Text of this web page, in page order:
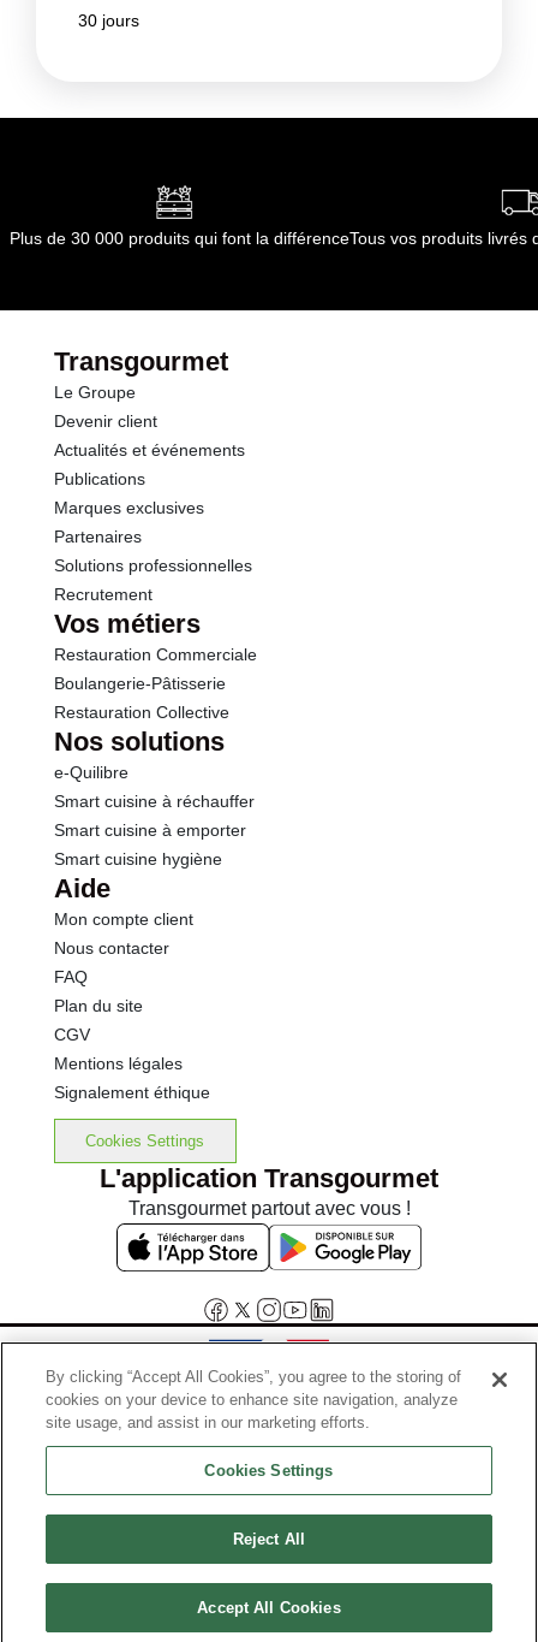
30 jours
Plus de 30 000 produits qui font la différenceTous vos produits livrés
Transgourmet
Le Groupe
Devenir client
Actualités et événements
Publications
Marques exclusives
Partenaires
Solutions professionnelles
Recrutement
Vos métiers
Restauration Commerciale
Boulangerie-Pâtisserie
Restauration Collective
Nos solutions
e-Quilibre
Smart cuisine à réchauffer
Smart cuisine à emporter
Smart cuisine hygiène
Aide
Mon compte client
Nous contacter
FAQ
Plan du site
CGV
Mentions légales
Signalement éthique
Cookies Settings
L'application Transgourmet
Transgourmet partout avec vous !
Interdiction de vente de boissons alcooliques aux mineurs de
moins de 18 ans
La preuve de majorité de l'acheteur est exigée au moment de la vente
Code de la santé publique, Aar.l.3342-1 et l.3353-3
© Tous droits réservés
By clicking “Accept All Cookies”, you agree to the storing of
cookies on your device to enhance site navigation, analyze
site usage, and assist in our marketing efforts.
Cookies Settings
Reject All
Accept All Cookies